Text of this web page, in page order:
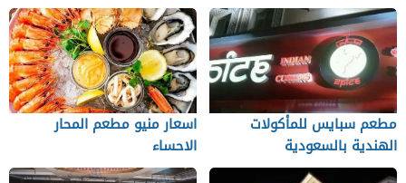
مطعم سبايس للمأكولات
الهندية بالسعودية
اسعار منيو مطعم المحار
الاحساء